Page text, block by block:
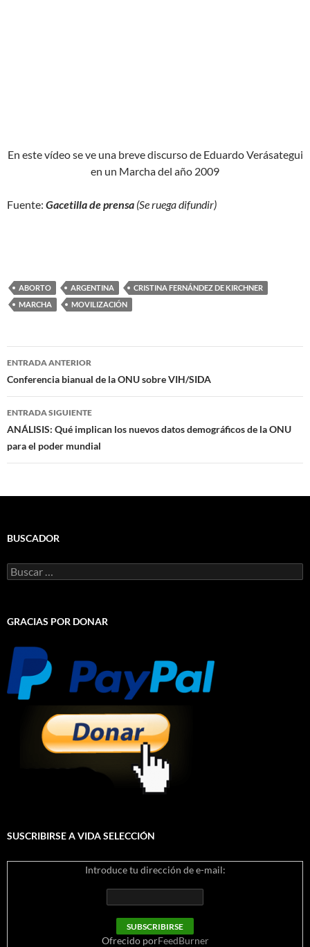
En este vídeo se ve una breve discurso de Eduardo Verásategui
en un Marcha del año 2009
Fuente: Gacetilla de prensa (Se ruega difundir)
ABORTO ARGENTINA
CRISTINA FERNÁNDEZ DE KIRCHNER
MARCHA
MOVILIZACIÓN
Navegación
de
entradas
ENTRADA ANTERIOR
Conferencia bianual de la ONU sobre VIH/SIDA
ENTRADA SIGUIENTE
ANÁLISIS: Qué implican los nuevos datos demográficos de la ONU
para el poder mundial
BUSCADOR
Buscar:
GRACIAS POR DONAR
SUSCRIBIRSE A VIDA SELECCIÓN
Introduce tu dirección de e-mail:
Ofrecido porFeedBurner